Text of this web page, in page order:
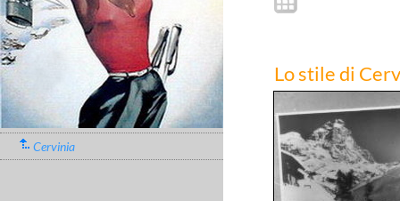
Cervinia
Lo stile di